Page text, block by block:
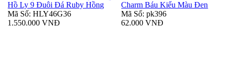
Hồ Ly 9 Đuôi Đá Ruby Hồng
Mã Số: HLY46G36
1.550.000 VNĐ
Charm Báu Kiểu Màu Đen
Mã Số: pk396
62.000 VNĐ